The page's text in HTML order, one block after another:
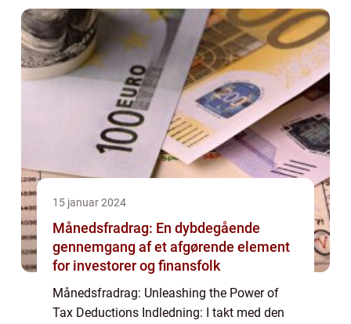
15 januar 2024
Månedsfradrag: En dybdegående
gennemgang af et afgørende element
for investorer og finansfolk
Månedsfradrag: Unleashing the Power of
Tax Deductions Indledning: I takt med den